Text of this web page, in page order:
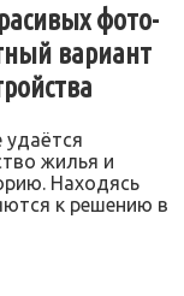
фото-
вариант
удаётся
жилья и
Находясь
к решению в